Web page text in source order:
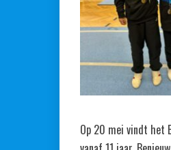
Op 20 mei vindt het